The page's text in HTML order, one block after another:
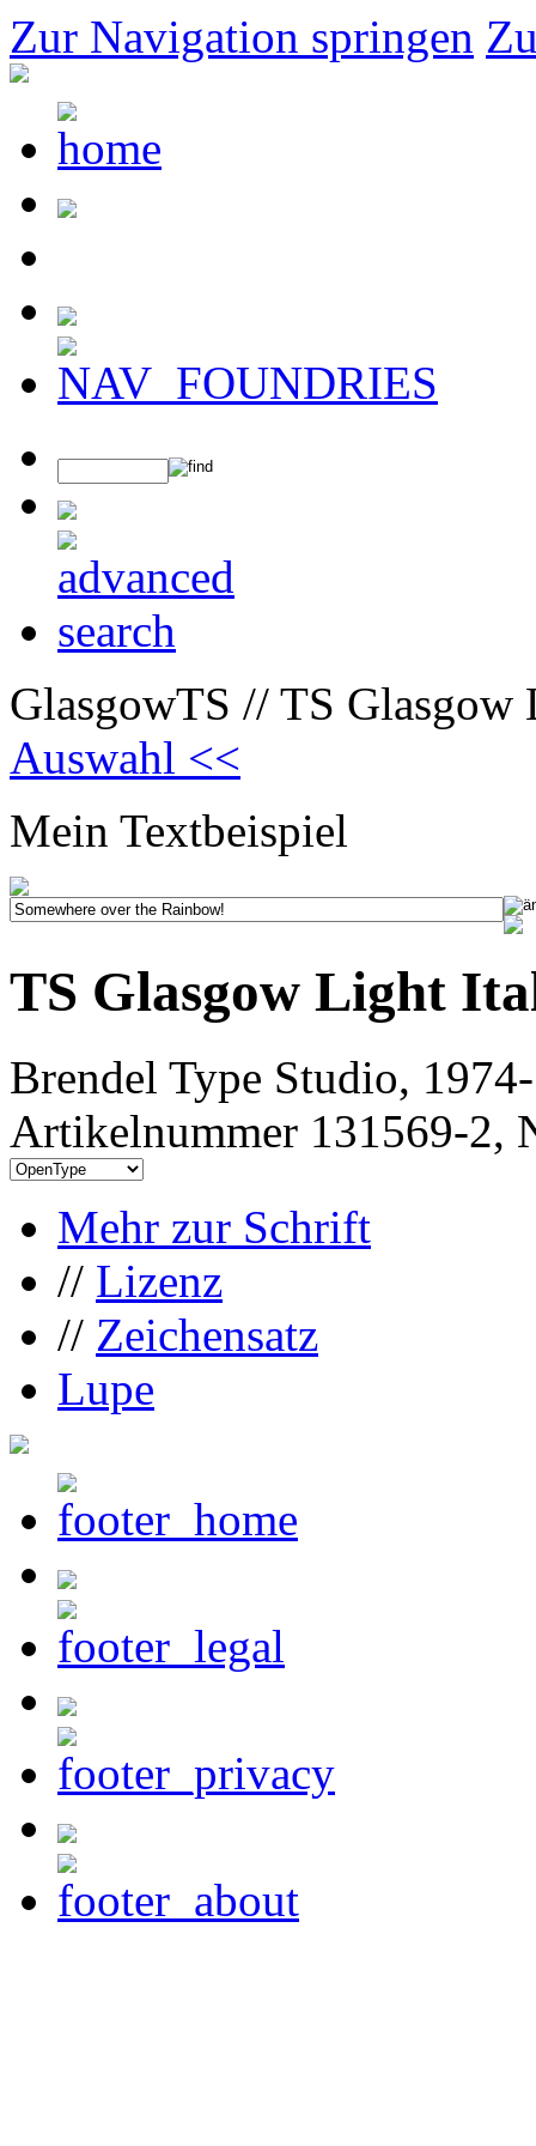
Zur Navigation springen
GlasgowTS // TS
Auswahl <<
Mein Textbeispiel
TS Glasgow Light
Brendel Type Studio,
Artikelnummer 131569-2,
Mehr zur Schrift
// Lizenz
// Zeichensatz
Lupe